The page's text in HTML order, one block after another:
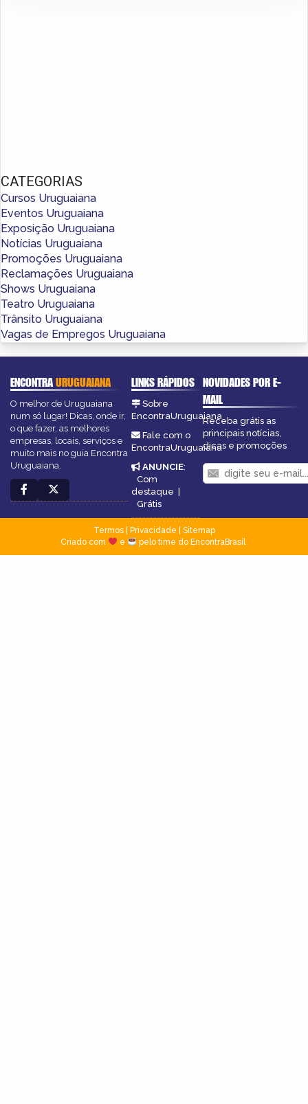
CATEGORIAS
Cursos Uruguaiana
Eventos Uruguaiana
Exposição Uruguaiana
Notícias Uruguaiana
Promoções Uruguaiana
Reclamações Uruguaiana
Shows Uruguaiana
Teatro Uruguaiana
Trânsito Uruguaiana
Vagas de Empregos Uruguaiana
ENCONTRAURUGUAIANA
O melhor de Uruguaiana
num só lugar! Dicas, onde ir,
o que fazer, as melhores
empresas, locais, serviços e
muito mais no guia Encontra
Uruguaiana.
LINKS RÁPIDOS
Sobre
EncontraUruguaiana
Fale com o
EncontraUruguaiana
ANUNCIE:
Com
destaque
Grátis
NOVIDADES POR E-
MAIL
Receba grátis as
principais notícias,
dicas e promoções
Termos| Privacidade
Sitemap
Criado com
e pelo time do EncontraBrasil